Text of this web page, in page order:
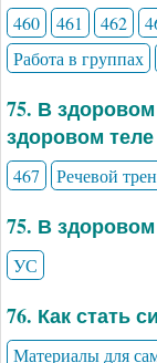
460 461 462
Работа в группах
75. В
здоровом
467 Речевой
75. В
УС
76. Как стать
Материалы для